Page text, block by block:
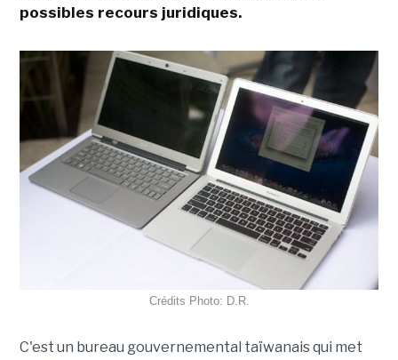
possibles recours juridiques.
Crédits Photo: D.R.
C'est un bureau gouvernemental taïwanais qui met